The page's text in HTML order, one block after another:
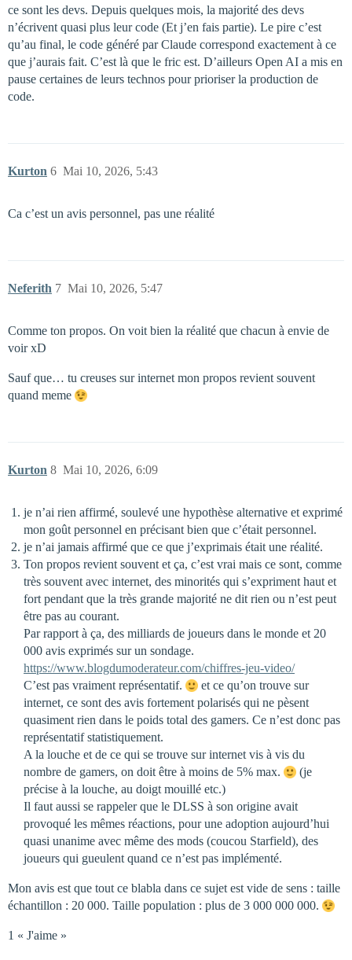
ce sont les devs. Depuis quelques mois, la majorité des devs
n’écrivent quasi plus leur code (Et j’en fais partie). Le pire c’est
qu’au final, le code généré par Claude correspond exactement à ce
que j’aurais fait. C’est là que le fric est. D’ailleurs Open AI a mis en
pause certaines de leurs technos pour prioriser la production de
code.
Kurton Mai 10, 2026, 5:43
6
Ca c’est un avis personnel, pas une réalité
Neferith Mai 10, 2026, 5:47
7
Comme ton propos. On voit bien la réalité que chacun à envie de
voir xD
Sauf que… tu creuses sur internet mon propos revient souvent
quand meme
Kurton Mai 10, 2026, 6:09
8
je n’ai rien affirmé, soulevé une hypothèse alternative et exprimé
mon goût personnel en précisant bien que c’était personnel.
je n’ai jamais affirmé que ce que j’exprimais était une réalité.
Ton propos revient souvent et ça, c’est vrai mais ce sont, comme
très souvent avec internet, des minorités qui s’expriment haut et
fort pendant que la très grande majorité ne dit rien ou n’est peut
être pas au courant.
Par rapport à ça, des milliards de joueurs dans le monde et 20
000 avis exprimés sur un sondage.
https://www.blogdumoderateur.com/chiffres-jeu-video/
C’est pas vraiment représentatif.
et ce qu’on trouve sur
internet, ce sont des avis fortement polarisés qui ne pèsent
quasiment rien dans le poids total des gamers. Ce n’est donc pas
représentatif statistiquement.
A la louche et de ce qui se trouve sur internet vis à vis du
nombre de gamers, on doit être à moins de 5% max.
(je
précise à la louche, au doigt mouillé etc.)
Il faut aussi se rappeler que le DLSS à son origine avait
provoqué les mêmes réactions, pour une adoption aujourd’hui
quasi unanime avec même des mods (coucou Starfield), des
joueurs qui gueulent quand ce n’est pas implémenté.
Mon avis est que tout ce blabla dans ce sujet est vide de sens : taille
échantillon : 20 000. Taille population : plus de 3 000 000 000.
1 « J'aime »